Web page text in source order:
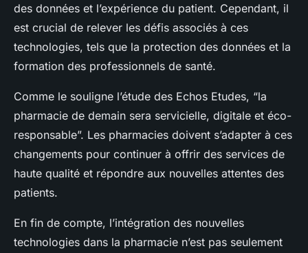
des données et l’expérience du patient. Cependant, il
est crucial de relever les défis associés à ces
technologies, tels que la protection des données et la
formation des professionnels de santé.
Comme le souligne l’étude des Echos Etudes, “la
pharmacie de demain sera servicielle, digitale et éco-
responsable”. Les pharmacies doivent s’adapter à ces
changements pour continuer à offrir des services de
haute qualité et répondre aux nouvelles attentes des
patients.
En fin de compte, l’intégration des nouvelles
technologies dans la pharmacie n’est pas seulement